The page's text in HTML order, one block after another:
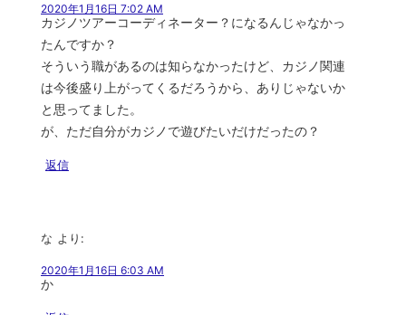
2020年1月16日 7:02 AM
カジノツアーコーディネーター？になるんじゃなかっ
たんですか？
そういう職があるのは知らなかったけど、カジノ関連
は今後盛り上がってくるだろうから、ありじゃないか
と思ってました。
が、ただ自分がカジノで遊びたいだけだったの？
返信
な より:
2020年1月16日 6:03 AM
か